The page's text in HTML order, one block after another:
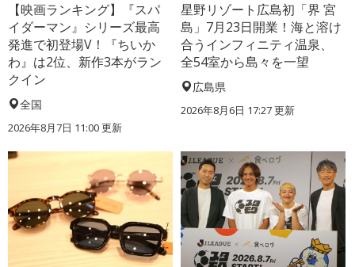
【映画ランキング】『スパ
イダーマン』シリーズ最高
発進で初登場V！『ちいか
わ』は2位、新作3本がラン
クイン
全国
2026年8月7日 11:00更新
星野リゾート広島初「界 宮
島」7月23日開業！海と溶け
合うインフィニティ温泉、
全54室から島々を一望
広島県
2026年8月6日 17:27更新